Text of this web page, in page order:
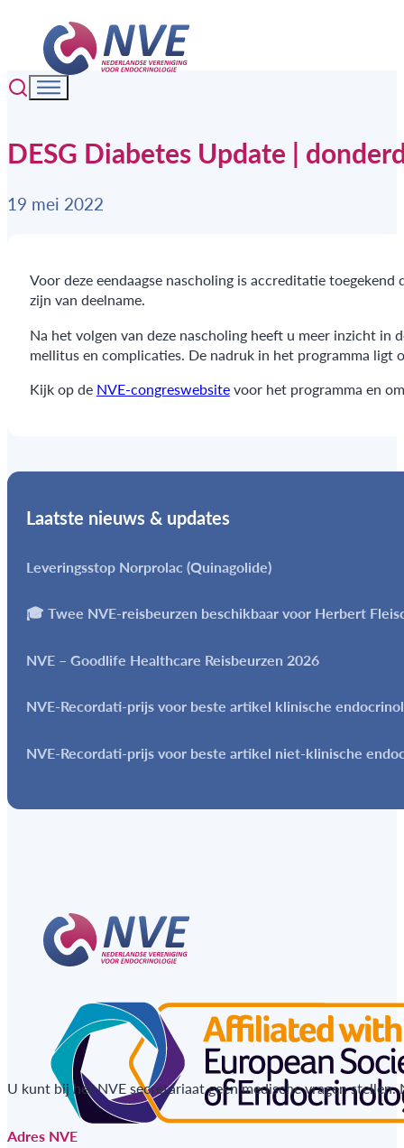
DESG Diabetes Update |
19 mei 2022
Voor deze eendaagse nascholing is accreditatie
zijn van deelname.
Na het volgen van deze nascholing heeft u meer inzicht in
mellitus en complicaties. De nadruk in het programma ligt
Kijk op de NVE-congreswebsitevoor het programma en
Laatste nieuws & updates
Leveringsstop Norprolac (Quinagolide)
🎓 Twee NVE-reisbeurzen beschikbaar voor Herbert
NVE – Goodlife Healthcare Reisbeurzen 2026
NVE-Recordati-prijs voor beste artikel klinische
NVE-Recordati-prijs voor beste artikel niet-klinische
U kunt bij het NVE secretariaat geen medische vragen
Adres NVE